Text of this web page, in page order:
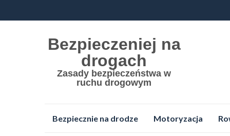
Bezpieczeniej na
drogach
Zasady bezpieczeństwa w
ruchu drogowym
Bezpiecznie na drodze Motoryzacja